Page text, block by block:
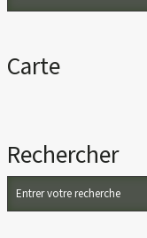
Carte
Rechercher